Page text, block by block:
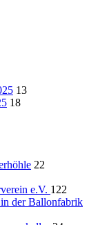
13
18
22
e.V. 122
der Ballonfabrik